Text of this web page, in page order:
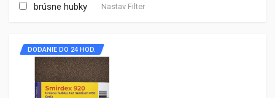
brúsne hubky Nastav Filter
DODANIE DO 24 HOD.